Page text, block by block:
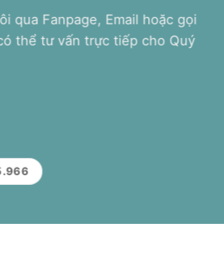
qua Fanpage, Email hoặc gọi
thể tư vấn trực tiếp cho Quý